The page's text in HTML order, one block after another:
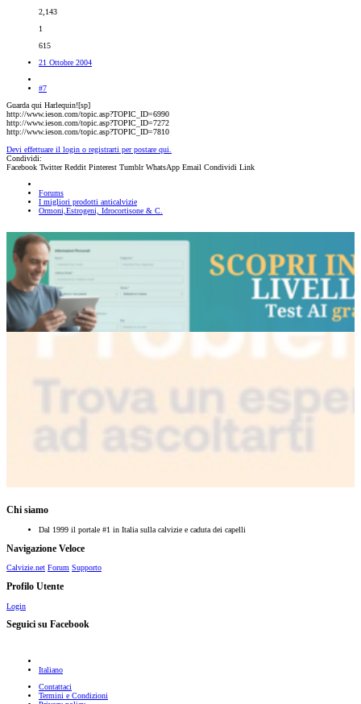
2,143
1
615
21 Ottobre 2004
#7
Guarda qui Harlequin![sp]
http://www.ieson.com/topic.asp?TOPIC_ID=6990
http://www.ieson.com/topic.asp?TOPIC_ID=7272
http://www.ieson.com/topic.asp?TOPIC_ID=7810
Devi effettuare il login o registrarti per postare qui.
Condividi:
Facebook Twitter Reddit Pinterest Tumblr WhatsApp Email Condividi Link
Forums
I migliori prodotti anticalvizie
Ormoni,Estrogeni, Idrocortisone & C.
Chi siamo
Dal 1999 il portale #1 in Italia sulla calvizie e caduta dei capelli
Navigazione Veloce
Calvizie.net Forum Supporto
Profilo Utente
Login
Seguici su Facebook
Italiano
Contattaci
Termini e Condizioni